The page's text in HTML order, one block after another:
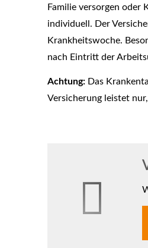
Familie versorgen oder
individuell. Der
Krankheitswoche.
nach Eintritt der
Achtung: Das
Versicherung leistet